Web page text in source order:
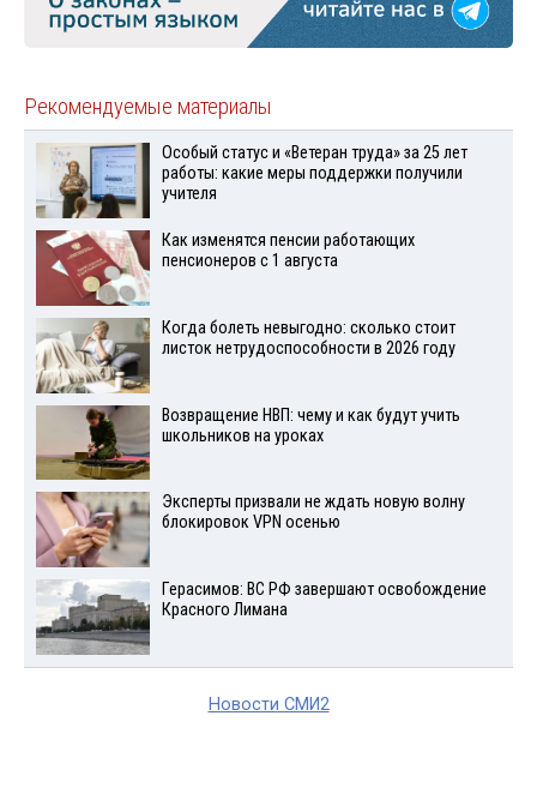
Рекомендуемые материалы
Особый статус и «Ветеран труда» за 25 лет
работы: какие меры поддержки получили
учителя
Как изменятся пенсии работающих
пенсионеров с 1 августа
Когда болеть невыгодно: сколько стоит
листок нетрудоспособности в 2026 году
Возвращение НВП: чему и как будут учить
школьников на уроках
Эксперты призвали не ждать новую волну
блокировок VPN осенью
Герасимов: ВС РФ завершают освобождение
Красного Лимана
Новости СМИ2